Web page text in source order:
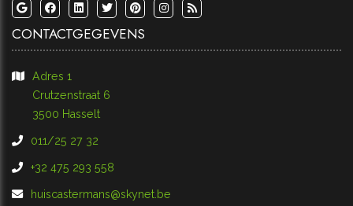
CONTACTGEGEVENS
Adres 1
​​​​​​​Crutzenstraat 6
​​​​​​​3500 Hasselt
011/25 27 32
+32 475 293 558
huiscastermans@skynet.be